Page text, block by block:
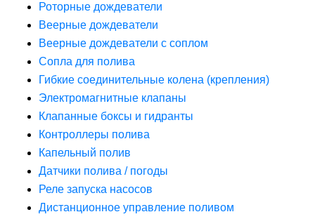
Роторные дождеватели
Веерные дождеватели
Веерные дождеватели с соплом
Сопла для полива
Гибкие соединительные колена (крепления)
Электромагнитные клапаны
Клапанные боксы и гидранты
Контроллеры полива
Капельный полив
Датчики полива / погоды
Реле запуска насосов
Дистанционное управление поливом